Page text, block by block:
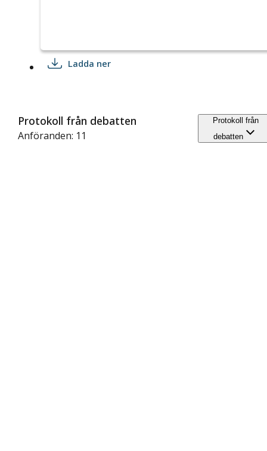
Ladda ner
Protokoll från debatten
Anföranden: 11
Protokoll från
debatten